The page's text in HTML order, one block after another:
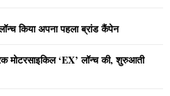
किया अपना पहला ब्रांड कैंपेन
मोटरसाइकिल ‘EX’ लॉन्च की, शुरुआती